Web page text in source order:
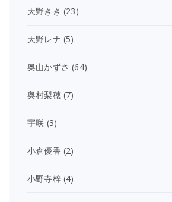
天野きき (23)
天野レナ (5)
奥山かずさ (64)
奥村梨穂(7)
宇咲 (3)
小倉優香 (2)
小野寺梓(4)